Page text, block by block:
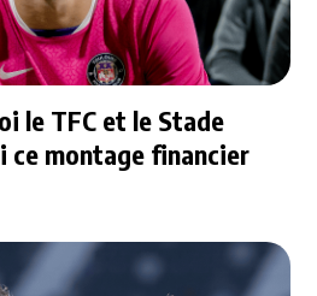
le TFC et le Stade
ce montage financier